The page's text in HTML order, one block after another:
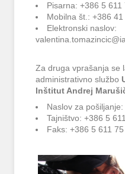
Pisarna: +386 5 611
Mobilna št.: +386
Elektronski naslov:
Za druga vprašanja se
administrativno službo
Inštitut Andrej
Naslov za
Tajništvo: +386 5
Faks: +386 5 611